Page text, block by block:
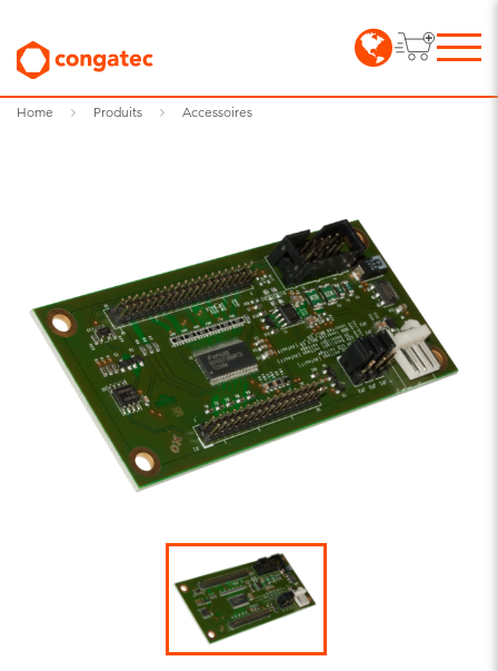
Home Produits Accessoires